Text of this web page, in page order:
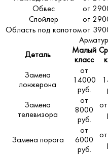
Обвес
от
Спойлер
от
Область под капотомот
Деталь
Малый
класс
Замена
лонжерона
от
14000
руб.
Замена
телевизора
от
8000
руб.
Замена порога
от
6000
руб.